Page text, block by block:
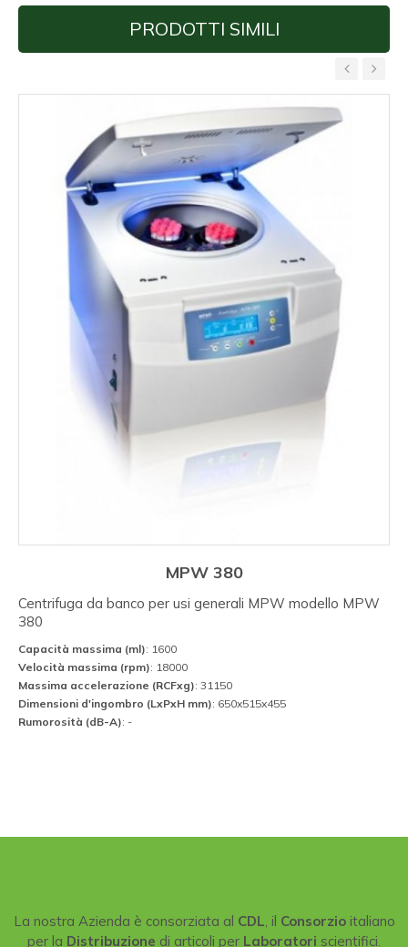
PRODOTTI SIMILI
MPW 380
Centrifuga da banco per usi generali MPW modello MPW
380
Capacità massima (ml): 1600
Velocità massima (rpm): 18000
Massima accelerazione (RCFxg): 31150
Dimensioni d'ingombro (LxPxH mm): 650x515x455
Rumorosità (dB-A): -
‹ ›
La nostra Azienda è consorziata al CDL, il Consorzioitaliano
per la Distribuzione di articoli per Laboratori scientifici.